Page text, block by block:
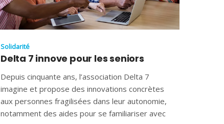
Solidarité
Delta 7 innove pour les seniors
Depuis cinquante ans, l’association Delta 7
imagine et propose des innovations concrètes
aux personnes fragilisées dans leur autonomie,
notamment des aides pour se familiariser avec